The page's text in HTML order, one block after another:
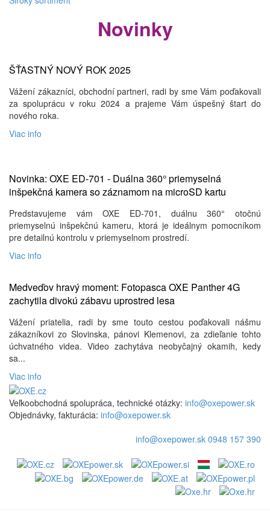
Novinky
ŠŤASTNÝ NOVÝ ROK 2025
Vážení zákazníci, obchodní partneri, radi by sme Vám poďakovali
za spoluprácu v roku 2024 a prajeme Vám úspešný štart do
nového roka.
Viac info
Novinka: OXE ED-701 - Duálna 360° priemyselná
inšpekčná kamera so záznamom na microSD kartu
Predstavujeme vám OXE ED-701, duálnu 360° otočnú
priemyselnú inšpekčnú kameru, ktorá je ideálnym pomocníkom
pre detailnú kontrolu v priemyselnom prostredí.
Viac info
Medveďov hravý moment: Fotopasca OXE Panther 4G
zachytila ​​divokú zábavu uprostred lesa
Vážení priatelia, radi by sme touto cestou poďakovali nášmu
zákazníkovi zo Slovinska, pánovi Klemenovi, za zdieľanie tohto
úchvatného videa. Video zachytáva neobyčajný okamih, kedy
sa...
Viac info
Veľkoobchodná spolupráca, technické otázky: info@oxepower.sk
Objednávky, fakturácia: info@oxepower.sk
info@oxepower.sk 0948 157 390